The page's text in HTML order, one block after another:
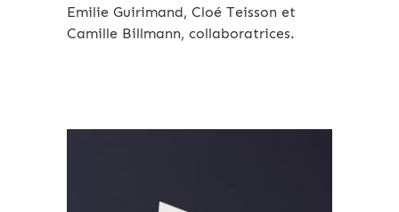
Emilie Guirimand, Cloé Teisson et
Camille Billmann, collaboratrices.